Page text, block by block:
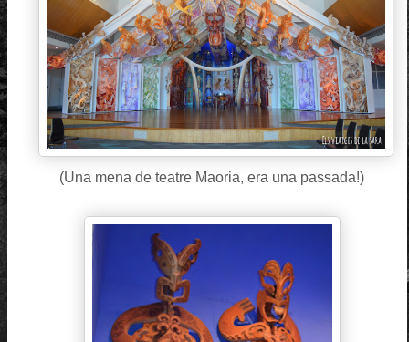
(Una mena de teatre Maoria, era una passada!)